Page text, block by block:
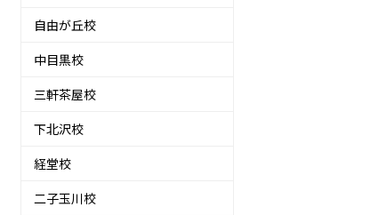
自由が丘校
中目黒校
三軒茶屋校
下北沢校
経堂校
二子玉川校